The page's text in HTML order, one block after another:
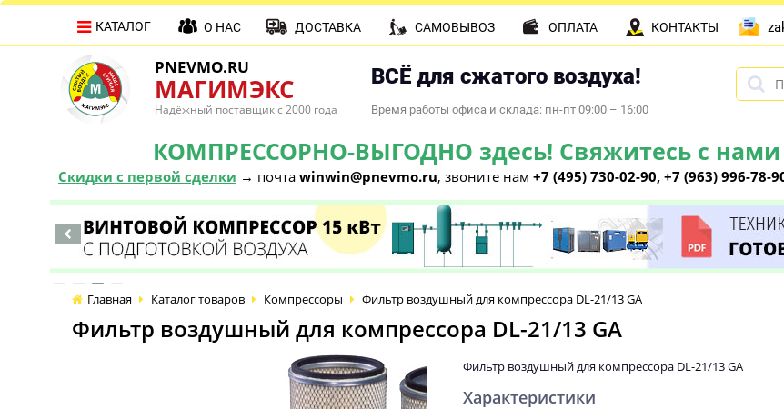
PNEVMO.RU
МАГИМЭКС
Надёжный поставщик с 2000 года
ВСЁ для сжатого воздуха!
Время работы офиса и склада: пн-пт 09:00 – 16:00
КОМПРЕССОРНО-ВЫГОДНО здесь! Свяжитесь с нами
Скидки с первой сделки → почта winwin@pnevmo.ru, звоните нам +7 (495) 730-02-90, +7 (963) 996-78-
КАТАЛОГ О НАС ДОСТАВКА САМОВЫВОЗ ОПЛАТА КОНТАКТЫ
Главная Каталог товаров Компрессоры Фильтр воздушный для компрессора DL-21/13 GA
Фильтр воздушный для компрессора DL-21/13 GA
Фильтр воздушный для компрессора DL-21/13 GA
Характеристики